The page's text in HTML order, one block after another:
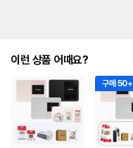
이런 상품 어때요?
구매 50+